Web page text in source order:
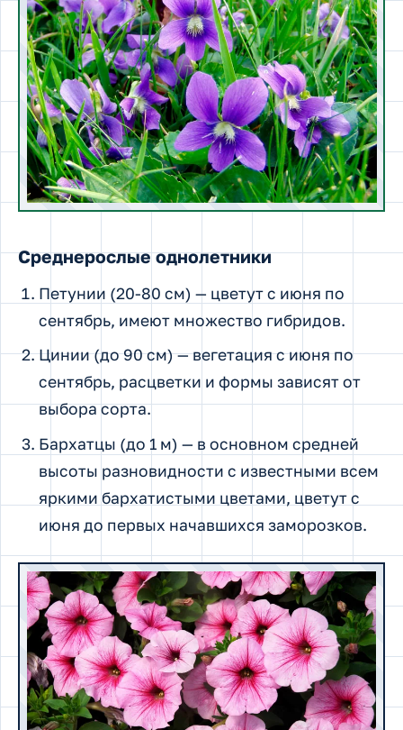
Среднерослые однолетники
Петунии (20-80 см) — цветут с июня по
сентябрь, имеют множество гибридов.
Цинии (до 90 см) — вегетация с июня по
сентябрь, расцветки и формы зависят от
выбора сорта.
Бархатцы (до 1 м) — в основном средней
высоты разновидности с известными всем
яркими бархатистыми цветами, цветут с
июня до первых начавшихся заморозков.